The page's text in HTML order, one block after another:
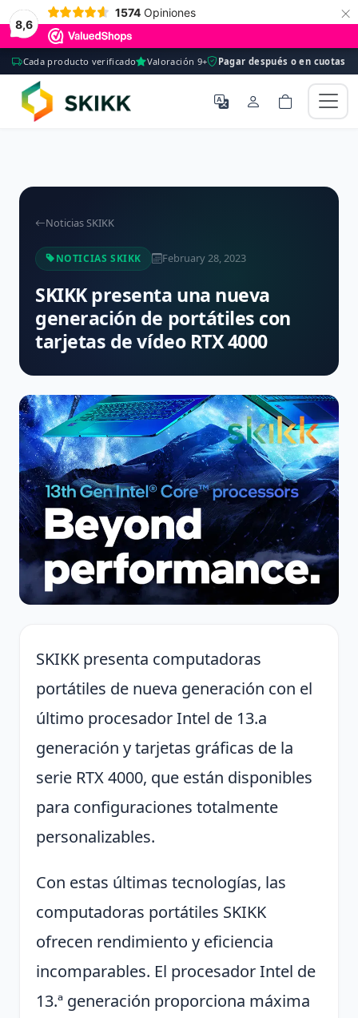
8,6
1574 Opiniones ×
Cada producto verificado Valoración 9+ Pagar después o en cuotas
Noticias SKIKK
NOTICIAS SKIKK February 28, 2023
SKIKK presenta una nueva
generación de portátiles con
tarjetas de vídeo RTX 4000
SKIKK presenta computadoras
portátiles de nueva generación con el
último procesador Intel de 13.a
generación y tarjetas gráficas de la
serie RTX 4000, que están disponibles
para configuraciones totalmente
personalizables.
Con estas últimas tecnologías, las
computadoras portátiles SKIKK
ofrecen rendimiento y eficiencia
incomparables. El procesador Intel de
13.ª generación proporciona máxima